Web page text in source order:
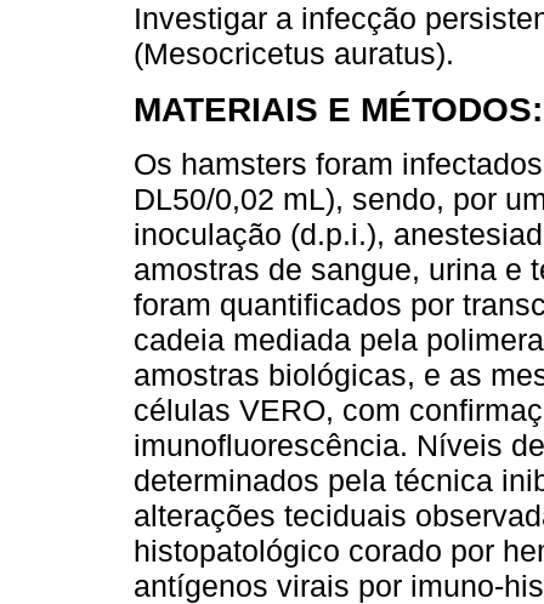
Investigar a infecção
(Mesocricetus auratus).
MATERIAIS E MÉTODOS:
Os hamsters foram
DL50/0,02 mL), sendo, por
inoculação (d.p.i.),
amostras de sangue, urina e
foram quantificados por
cadeia mediada pela
amostras biológicas, e as
células VERO, com
imunofluorescência. Níveis
determinados pela técnica
alterações teciduais
histopatológico corado por
antígenos virais por imuno-